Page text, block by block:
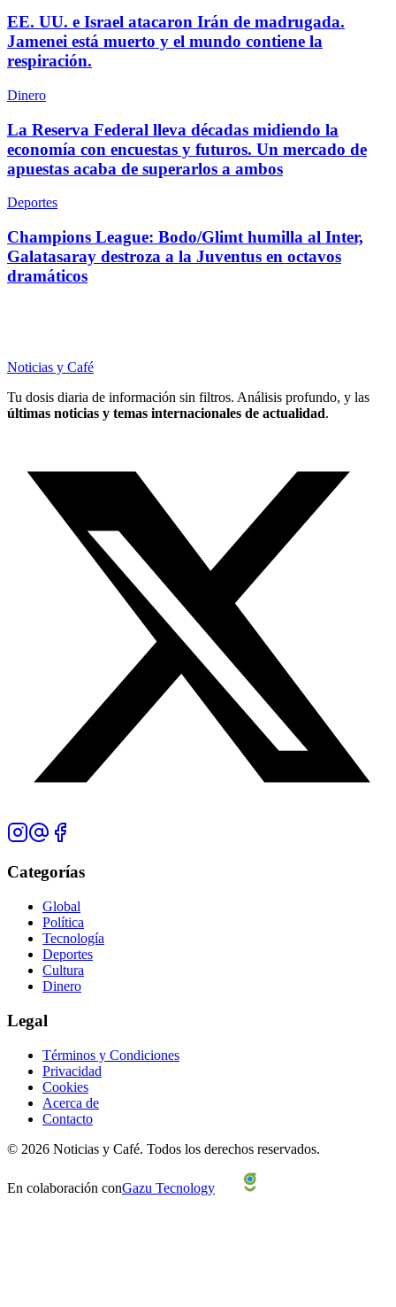
EE. UU. e Israel atacaron Irán de madrugada.
Jamenei está muerto y el mundo contiene la
respiración.
Dinero
La Reserva Federal lleva décadas midiendo la
economía con encuestas y futuros. Un mercado de
apuestas acaba de superarlos a ambos
Deportes
Champions League: Bodo/Glimt humilla al Inter,
Galatasaray destroza a la Juventus en octavos
dramáticos
Noticias y Café
Tu dosis diaria de información sin filtros. Análisis profundo, y las
últimas noticias y temas internacionales de actualidad.
Categorías
Global
Política
Tecnología
Deportes
Cultura
Dinero
Legal
Términos y Condiciones
Privacidad
Cookies
Acerca de
Contacto
© 2026 Noticias y Café. Todos los derechos reservados.
En colaboración conGazu Tecnology